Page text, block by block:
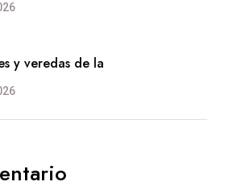
y veredas de la